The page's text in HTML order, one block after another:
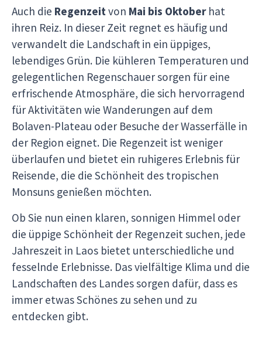
Auch die Regenzeitvon Mai bis Oktoberhat
ihren Reiz. In dieser Zeit regnet es häufig und
verwandelt die Landschaft in ein üppiges,
lebendiges Grün. Die kühleren Temperaturen und
gelegentlichen Regenschauer sorgen für eine
erfrischende Atmosphäre, die sich hervorragend
für Aktivitäten wie Wanderungen auf dem
Bolaven-Plateau oder Besuche der Wasserfälle in
der Region eignet. Die Regenzeit ist weniger
überlaufen und bietet ein ruhigeres Erlebnis für
Reisende, die die Schönheit des tropischen
Monsuns genießen möchten.
Ob Sie nun einen klaren, sonnigen Himmel oder
die üppige Schönheit der Regenzeit suchen, jede
Jahreszeit in Laos bietet unterschiedliche und
fesselnde Erlebnisse. Das vielfältige Klima und die
Landschaften des Landes sorgen dafür, dass es
immer etwas Schönes zu sehen und zu
entdecken gibt.